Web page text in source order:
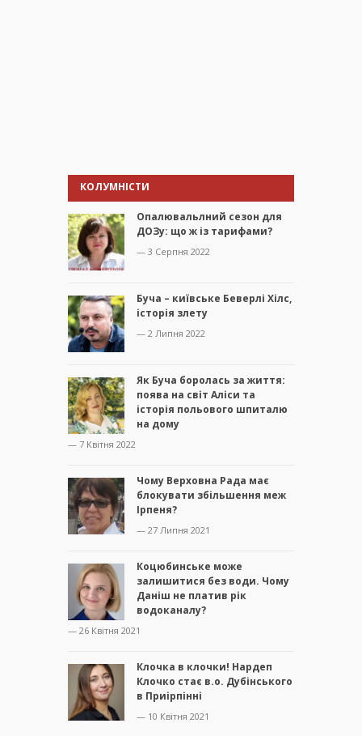
КОЛУМНІСТИ
Опалювальлний сезон для
ДОЗу: що ж із тарифами?
— 3 Серпня 2022
Буча – київське Беверлі Хілс,
історія злету
— 2 Липня 2022
Як Буча боролась за життя:
поява на світ Аліси та
історія польового шпиталю
на дому
— 7 Квітня 2022
Чому Верховна Рада має
блокувати збільшення меж
Ірпеня?
— 27 Липня 2021
Коцюбинське може
залишитися без води. Чому
Даніш не платив рік
водоканалу?
— 26 Квітня 2021
Клочка в клочки! Нардеп
Клочко стає в.о. Дубінського
в Приірпінні
— 10 Квітня 2021